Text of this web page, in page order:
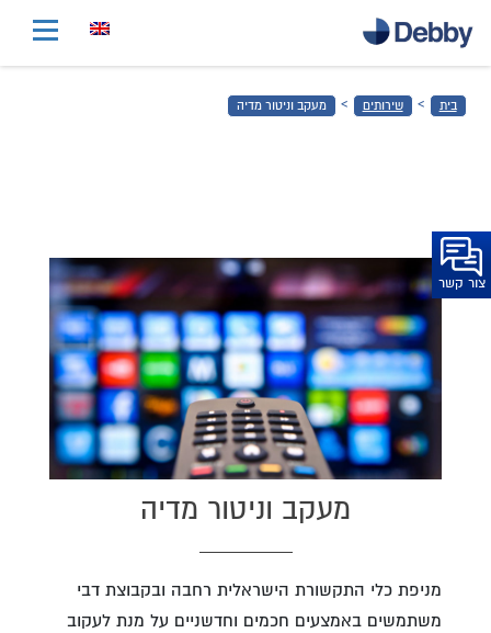
דלג
לתוכן
צור קשר
בית › שירותים › מעקב וניטור מדיה
מעקב וניטור מדיה
מניפת כלי התקשורת הישראלית רחבה ובקבוצת דבי
משתמשים באמצעים חכמים וחדשניים על מנת לעקוב